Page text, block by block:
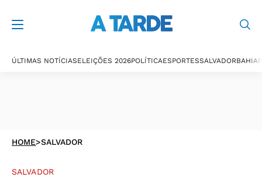
ÚLTIMAS NOTÍCIASELEIÇÕES 2026POLÍTICAESPORTESSALVADORBAHIA
HOME>SALVADOR
SALVADOR